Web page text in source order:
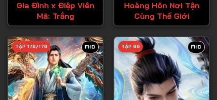
Gia Đình x Điệp Viên
Mã: Trắng
Hoàng Hôn Nơi Tận
Cùng Thế Giới
FHD
TẬP 176/176 FHD
TẬP 66